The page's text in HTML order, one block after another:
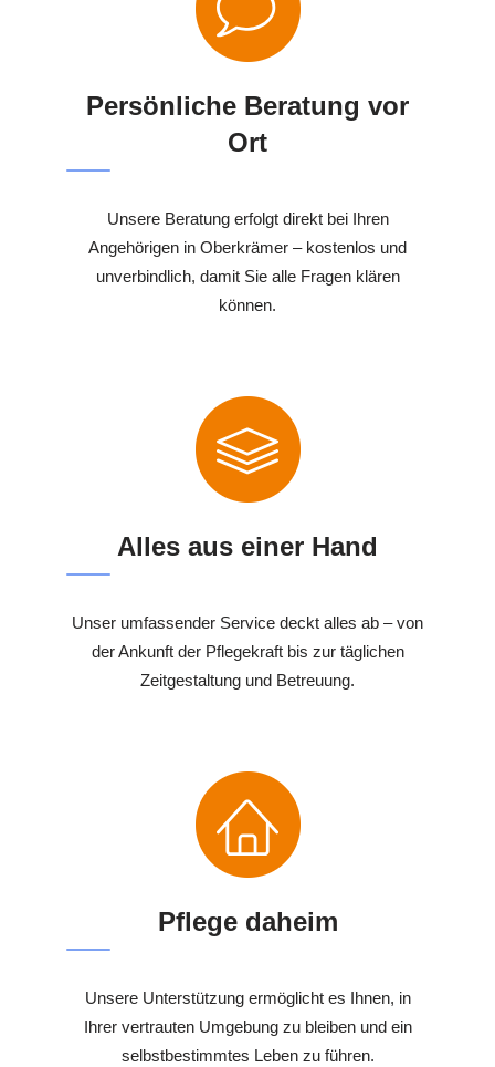
Persönliche Beratung vor
Ort
Unsere Beratung erfolgt direkt bei Ihren
Angehörigen in Oberkrämer – kostenlos und
unverbindlich, damit Sie alle Fragen klären
können.
Alles aus einer Hand
Unser umfassender Service deckt alles ab – von
der Ankunft der Pflegekraft bis zur täglichen
Zeitgestaltung und Betreuung.
Pflege daheim
Unsere Unterstützung ermöglicht es Ihnen, in
Ihrer vertrauten Umgebung zu bleiben und ein
selbstbestimmtes Leben zu führen.